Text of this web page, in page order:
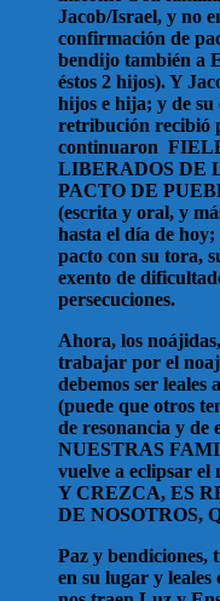
Jacob/Israel, y no
confirmación de
bendijo también a
éstos 2 hijos). Y
hijos e hija; y de su
retribución recibió
continuaron
LIBERADOS DE
PACTO DE
(escrita y oral, y
hasta el día de
pacto con su tora,
exento de
persecuciones.
Ahora, los
trabajar por el
debemos ser leales
(puede que otros
de resonancia y
NUESTRAS
vuelve a eclipsar
Y CREZCA, ES
DE NOSOTROS,
Paz y bendiciones,
en su lugar y leales